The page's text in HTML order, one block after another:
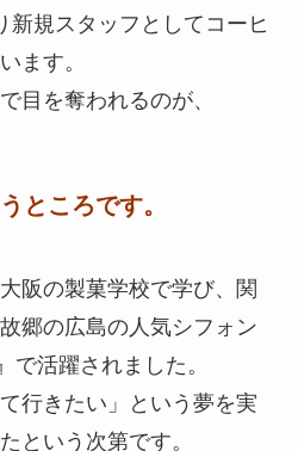
新規スタッフとしてコーヒ
ます。
目を奪われるのが、
ところです。
阪の製菓学校で学び、関
郷の広島の人気シフォン
で活躍されました。
行きたい」という夢を実
という次第です。